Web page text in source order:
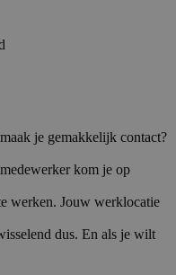
je gemakkelijk contact?
kom je op
werken. Jouw werklocatie
dus. En als je wilt